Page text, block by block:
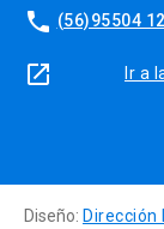
phone (56)95504
launch Ir a
Diseño: